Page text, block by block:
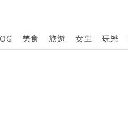
美食 旅遊 女生 玩樂